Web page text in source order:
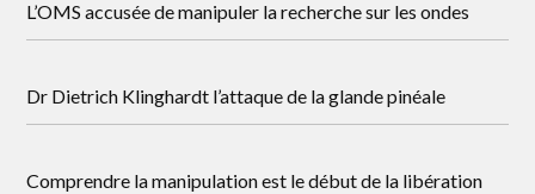
L’OMS accusée de manipuler la recherche sur les ondes
Dr Dietrich Klinghardt l’attaque de la glande pinéale
Comprendre la manipulation est le début de la libération